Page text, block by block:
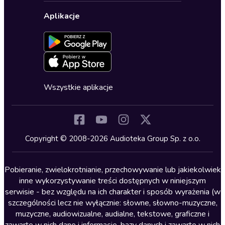
Dla młodzieży
Kryminały
Lektury szkolne
Literatura anglojęzyczna
Literatura faktu
Literatura obyczajowa
Literatura piękna obca
Ustawienia prywatności
Formularz zgłaszania nielegalnych treści
Deklaracja dostępności
Karty upominkowe
Oferta dla firm i bibliotek
Dołącz do newslettera
Blog
Zapowiedzi
Cykle audiobooków
Aplikacje
Wszystkie aplikacje
Copyright © 2008-2026 Audioteka Group Sp. z o.o.
Pobieranie, zwielokrotnianie, przechowywanie lub jakiekolwiek
inne wykorzystywanie treści dostępnych w niniejszym
serwisie - bez względu na ich charakter i sposób wyrażenia (w
szczególności lecz nie wyłącznie: słowne, słowno-muzyczne,
muzyczne, audiowizualne, audialne, tekstowe, graficzne i